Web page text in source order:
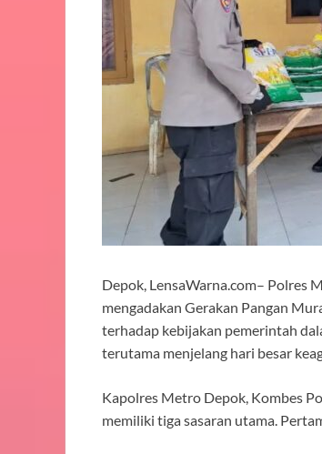
Depok, LensaWarna.com– Polres
mengadakan Gerakan Pangan
terhadap kebijakan pemerintah
terutama menjelang hari besar
Kapolres Metro Depok, Kombes
memiliki tiga sasaran utama.